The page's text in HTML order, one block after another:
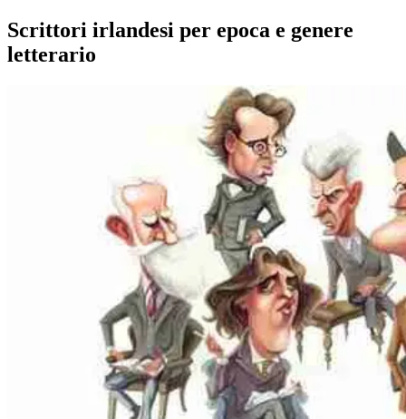
Scrittori irlandesi per epoca e genere
letterario